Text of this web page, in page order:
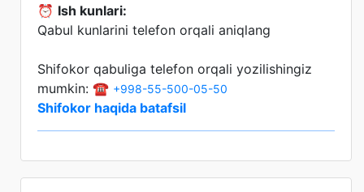
⏰ Ish kunlari:
Qabul kunlarini telefon orqali aniqlang
Shifokor qabuliga telefon orqali yozilishingiz
mumkin: ☎️ +998-55-500-05-50
Shifokor haqida batafsil